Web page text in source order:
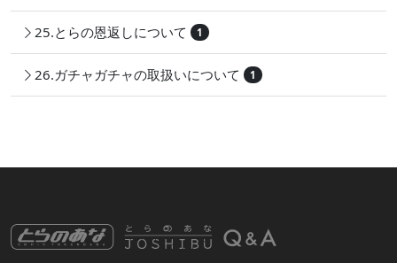
25.とらの恩返しについて 1
26.ガチャガチャの取扱いについて 1